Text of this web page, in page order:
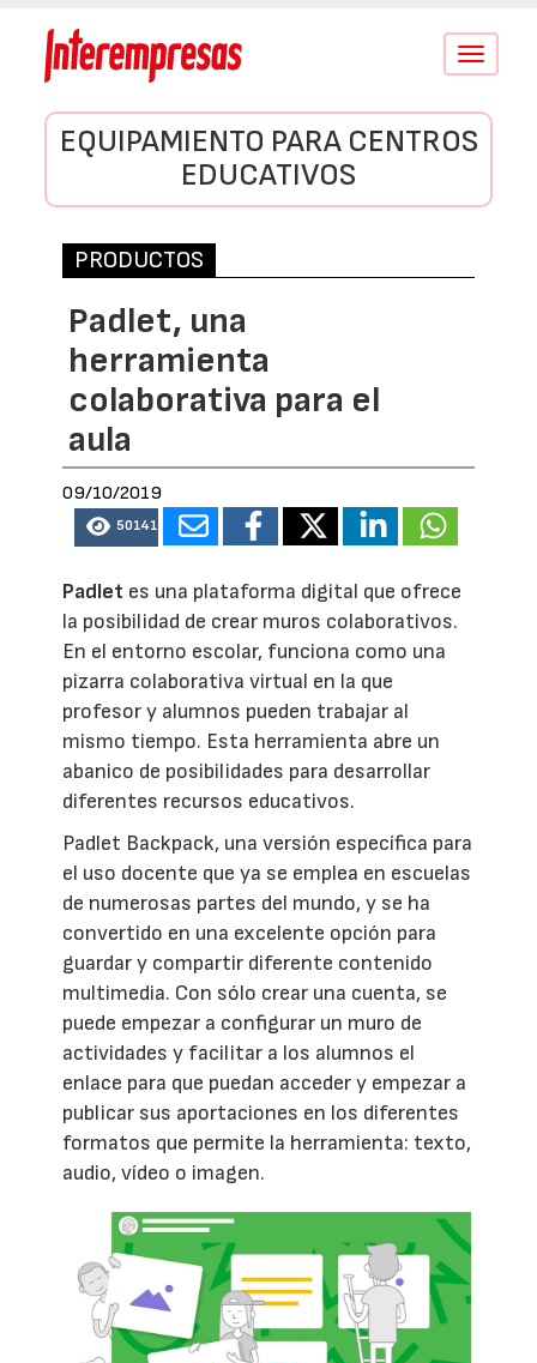
Conmutar
EQUIPAMIENTO PARA CENTROS
EDUCATIVOS
PRODUCTOS
Padlet, una
herramienta
colaborativa para el
aula
09/10/2019
50141
Padlet es una plataforma digital que ofrece
la posibilidad de crear muros colaborativos.
En el entorno escolar, funciona como una
pizarra colaborativa virtual en la que
profesor y alumnos pueden trabajar al
mismo tiempo. Esta herramienta abre un
abanico de posibilidades para desarrollar
diferentes recursos educativos.
Padlet Backpack, una versión específica para
el uso docente que ya se emplea en escuelas
de numerosas partes del mundo, y se ha
convertido en una excelente opción para
guardar y compartir diferente contenido
multimedia. Con sólo crear una cuenta, se
puede empezar a configurar un muro de
actividades y facilitar a los alumnos el
enlace para que puedan acceder y empezar a
publicar sus aportaciones en los diferentes
formatos que permite la herramienta: texto,
audio, vídeo o imagen.